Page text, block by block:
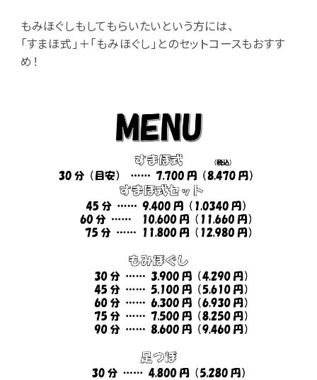
もみほぐしもしてもらいたいという方には、
「すまほ式」＋「もみほぐし」とのセットコースもおすす
め！